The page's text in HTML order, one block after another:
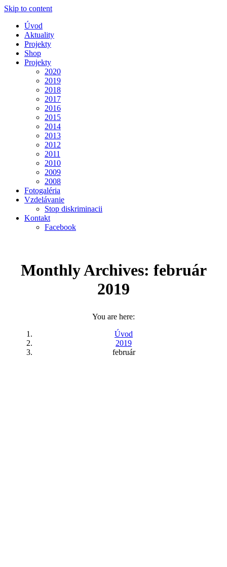
Skip to content
Úvod
Aktuality
Projekty
Shop
Projekty
2020
2019
2018
2017
2016
2015
2014
2013
2012
2011
2010
2009
2008
Fotogaléria
Vzdelávanie
Stop diskriminacii
Kontakt
Facebook
Monthly Archives: február
2019
You are here:
Úvod
2019
február